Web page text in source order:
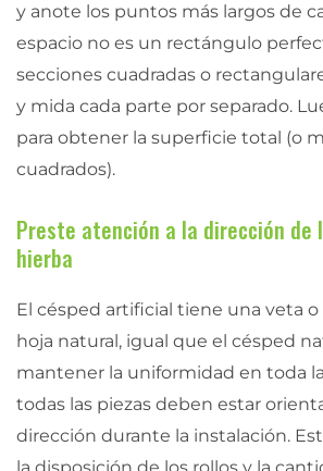
y anote los puntos más largos de
espacio no es un rectángulo
secciones cuadradas o
y mida cada parte por separado.
para obtener la superficie total (o
cuadrados).
Preste atención a la dirección de
hierba
El césped artificial tiene una veta
hoja natural, igual que el césped
mantener la uniformidad en toda
todas las piezas deben estar
dirección durante la instalación.